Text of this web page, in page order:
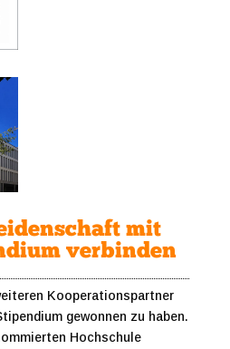
mit
verbinden
Kooperationspartner
gewonnen zu haben.
Hochschule